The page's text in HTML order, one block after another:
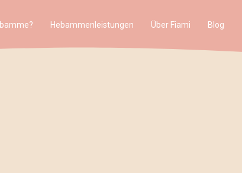
Hebammenleistungen Über Fiami Blog